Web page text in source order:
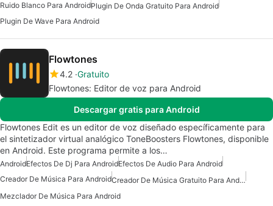
Ruido Blanco Para AndroidPlugin De Onda Gratuito Para Android
Plugin De Wave Para Android
Flowtones
4.2 Gratuito
Flowtones: Editor de voz para Android
Descargar gratis para Android
Flowtones Edit es un editor de voz diseñado específicamente para
el sintetizador virtual analógico ToneBoosters Flowtones, disponible
en Android. Este programa permite a los…
AndroidEfectos De Dj Para AndroidEfectos De Audio Para Android
Creador De Música Para Android
Creador De Música Gratuito Para Android
Mezclador De Música Para Android